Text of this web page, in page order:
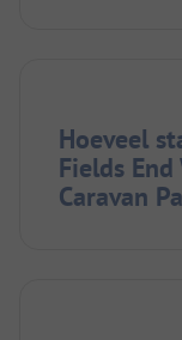
Hoeveel
Fields
Caravan